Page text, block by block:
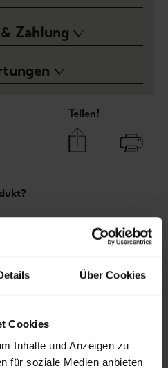
Über Cookies
Cookies
Inhalte und Anzeigen zu
für soziale Medien anbieten
Zahlung
Teilen!